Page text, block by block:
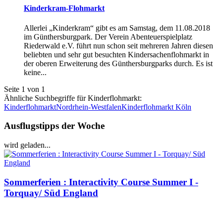
Kinderkram-Flohmarkt
Allerlei „Kinderkram“ gibt es am Samstag, dem 11.08.2018
im Günthersburgpark. Der Verein Abenteuerspielplatz
Riederwald e.V. führt nun schon seit mehreren Jahren diesen
beliebten und sehr gut besuchten Kindersachenflohmarkt in
der oberen Erweiterung des Günthersburgparks durch. Es ist
keine...
Seite 1 von 1
Ähnliche Suchbegriffe für Kinderflohmarkt:
KinderflohmarktNordrhein-WestfalenKinderflohmarkt Köln
Ausflugstipps der Woche
wird geladen...
Sommerferien : Interactivity Course Summer I -
Torquay/ Süd England